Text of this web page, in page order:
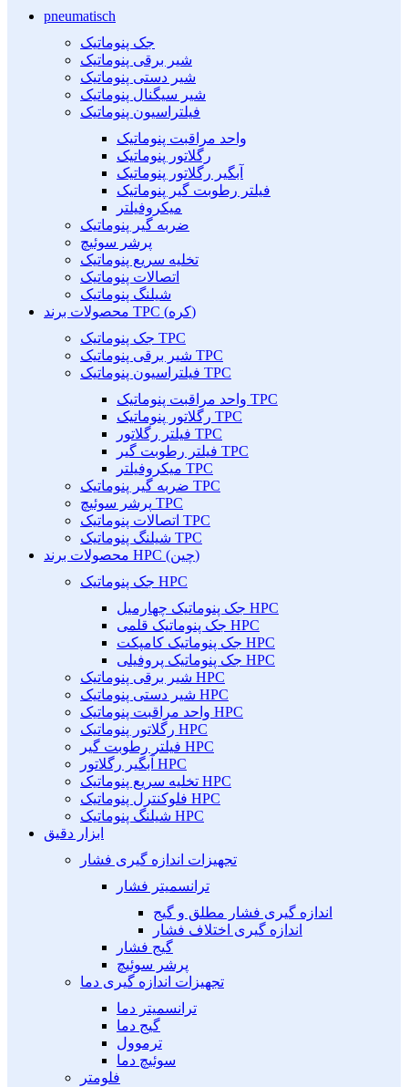
pneumatisch
جک پنوماتیک
شیر برقی پنوماتیک
شیر دستی پنوماتیک
شیر سیگنال پنوماتیک
فیلتراسیون پنوماتیک
واحد مراقبت پنوماتیک
رگلاتور پنوماتیک
آبگیر رگلاتور پنوماتیک
فیلتر رطوبت گیر پنوماتیک
میکروفیلتر
ضربه گیر پنوماتیک
پرشر سوئیچ
تخلیه سریع پنوماتیک
اتصالات پنوماتیک
شیلنگ پنوماتیک
محصولات برند TPC (کره)
جک پنوماتیک TPC
شیر برقی پنوماتیک TPC
فیلتراسیون پنوماتیک TPC
واحد مراقبت پنوماتیک TPC
رگلاتور پنوماتیک TPC
فیلتر رگلاتور TPC
فیلتر رطوبت گیر TPC
میکروفیلتر TPC
ضربه گیر پنوماتیک TPC
پرشر سوئیچ TPC
اتصالات پنوماتیک TPC
شیلنگ پنوماتیک TPC
محصولات برند HPC (چین)
جک پنوماتیک HPC
جک پنوماتیک چهارمیل HPC
جک پنوماتیک قلمی HPC
جک پنوماتیک کامپکت HPC
جک پنوماتیک پروفیلی HPC
شیر برقی پنوماتیک HPC
شیر دستی پنوماتیک HPC
واحد مراقبت پنوماتیک HPC
رگلاتور پنوماتیک HPC
فیلتر رطوبت گیر HPC
آبگیر رگلاتور HPC
تخلیه سریع پنوماتیک HPC
فلوکنترل پنوماتیک HPC
شیلنگ پنوماتیک HPC
ابزار دقیق
تجهیزات اندازه گیری فشار
ترانسمیتر فشار
اندازه گیری فشار مطلق و گیج
اندازه گیری اختلاف فشار
گیج فشار
پرشر سوئیچ
تجهیزات اندازه گیری دما
ترانسمیتر دما
گیج دما
ترموول
سوئیچ دما
فلومتر